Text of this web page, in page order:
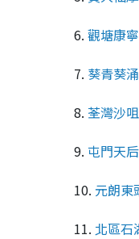
6. 觀塘康
7. 葵青葵
8. 荃灣沙
9. 屯門天
10. 元朗東
11. 北區石